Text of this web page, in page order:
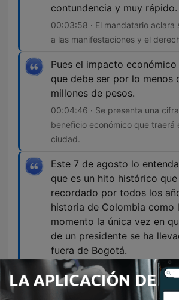
contundencia y muy rápido.
00:03:58 · El mandatario
a las manifestaciones y el
Pues el impacto
que debe ser por lo menos
millones de pesos.
00:04:46 · Se presenta una
beneficio económico que traerá
ciudad.
Este 7 de agosto lo
que es un hito histórico que
recordado por todos los
historia de Colombia como
momento la única vez en
de un presidente se ha
fuera de Bogotá.
00:05:51 · El alcalde subraya la
histórica del evento para el país